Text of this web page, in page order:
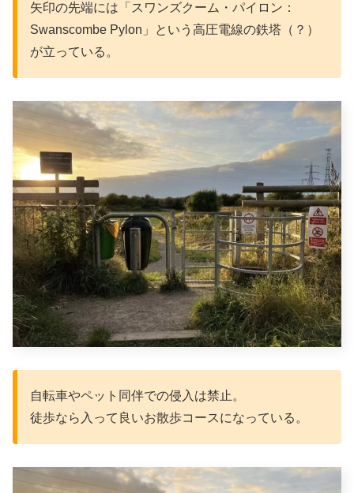
矢印の先端には「スワンズクーム・パイロン：
Swanscombe Pylon」という高圧電線の鉄塔（？）
が立っている。
自転車やペット同伴での侵入は禁止。
徒歩なら入って良いお散歩コースになっている。